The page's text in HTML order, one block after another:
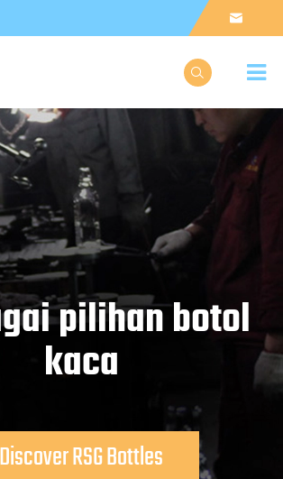


pilihan botol
kaca
Discover RSG Bottles